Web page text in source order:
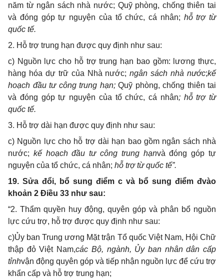
năm từ ngân sách nhà nước; Quỹ phòng, chống thiên tai
và đóng góp tự nguyện của tổ chức, cá nhân; hỗ trợ từ
quốc tế.
2. Hỗ trợ trung hạn được quy định như sau:
c) Nguồn lực cho hỗ trợ trung hạn bao gồm: lương thực,
hàng hóa dự trữ của Nhà nước;ngân sách nhà nước;kế
hoạch đầu tư công trung hạn;Quỹ phòng, chống thiên tai
và đóng góp tự nguyện của tổ chức, cá nhân; hỗ trợ từ
quốc tế.
3. Hỗ trợ dài hạn được quy định như sau:
c) Nguồn lực cho hỗ trợ dài hạn bao gồm ngân sách nhà
nước; kế hoạch đầu tư công trung hạnvà đóng góp tự
nguyện của tổ chức, cá nhân; hỗ trợ từ quốc tế”.
19. Sửa đổi, bổ sung điểm c và bổ sung điểm đvào
khoản 2 Điều 33 như sau:
“2. Thẩm quyền huy động, quyên góp và phân bổ nguồn
lực cứu trợ, hỗ trợ được quy định như sau:
c)Ủy ban Trung ương Mặt trận Tổ quốc Việt Nam, Hội Chữ
thập đỏ Việt Nam,các Bộ, ngành, Ủy ban nhân dân cấp
tỉnhvận động quyên góp và tiếp nhận nguồn lực để cứu trợ
khẩn cấp và hỗ trợ trung hạn;